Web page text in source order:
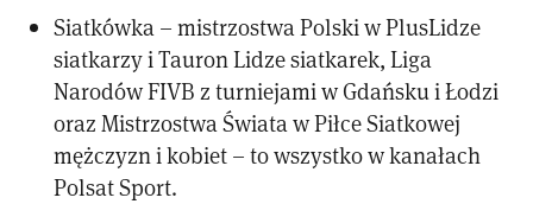
Siatkówka – mistrzostwa Polski w PlusLidze
siatkarzy i Tauron Lidze siatkarek, Liga
Narodów FIVB z turniejami w Gdańsku i Łodzi
oraz Mistrzostwa Świata w Piłce Siatkowej
mężczyzn i kobiet – to wszystko w kanałach
Polsat Sport.